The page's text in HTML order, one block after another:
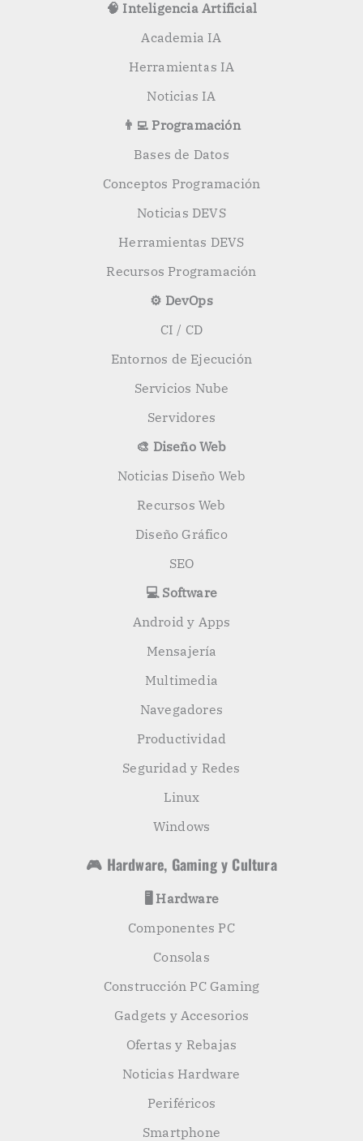
🧠 Inteligencia Artificial
Academia IA
Herramientas IA
Noticias IA
👨‍💻 Programación
Bases de Datos
Conceptos Programación
Noticias DEVS
Herramientas DEVS
Recursos Programación
⚙️ DevOps
CI / CD
Entornos de Ejecución
Servicios Nube
Servidores
🎨 Diseño Web
Noticias Diseño Web
Recursos Web
Diseño Gráfico
SEO
💻 Software
Android y Apps
Mensajería
Multimedia
Navegadores
Productividad
Seguridad y Redes
Linux
Windows
🎮 Hardware, Gaming y Cultura
🖥️ Hardware
Componentes PC
Consolas
Construcción PC Gaming
Gadgets y Accesorios
Ofertas y Rebajas
Noticias Hardware
Periféricos
Smartphone